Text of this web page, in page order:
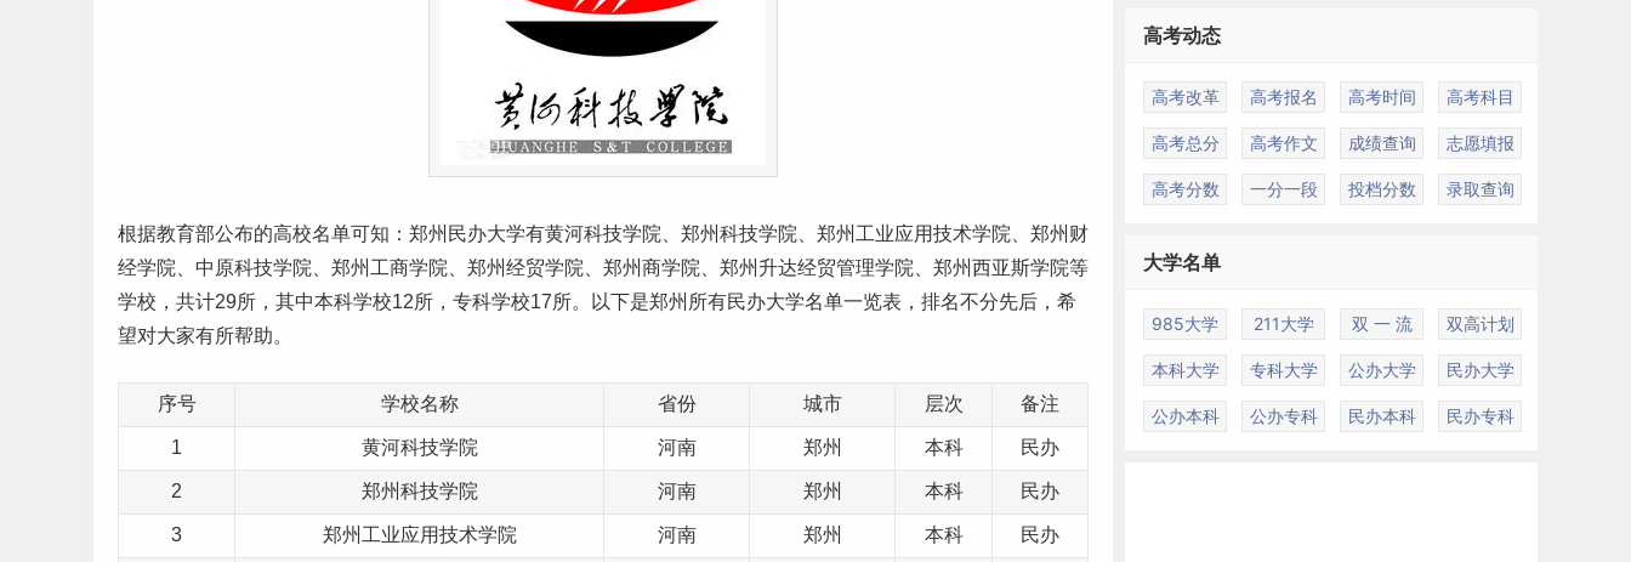
根据教育部公布的高校名单可知：郑州民办大学有黄河科技学院、郑州科技学院、郑州工业应用技术学院、郑州 财
经学院、中原科技学院、郑州工商学院、郑州经贸学院、郑州商学院、郑州升达经贸管理学院、郑州西亚斯学院等
学校，共计29所，其中本科学校12所， 专科学校17所。以下是郑州所有民办大学名单一览表，排名不分先后，希
望对大家有所帮助。
序号 学校名称 省份 城市 层次 备注
1 黄河科技学院 河南 郑州 本科 民办
2 郑州科技学院 河南 郑州 本科 民办
3 郑州工业应用技术学院 河南 郑州 本科 民办
高考动态
高考改革 高考报名 高考时间 高考科目
高考总分 高考作文 成绩查询 志愿填报
高考分数 一分一段 投档分数 录取查询
大学名单
985大学 211大学 双 一 流 双高计划
本科大学 专科大学 公办大学 民办大学
公办本科 公办专科 民办本科 民办专科